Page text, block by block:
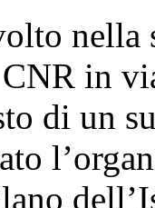
nella
in
di un